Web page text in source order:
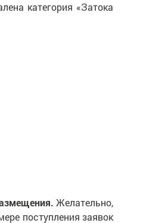
категория «Затока
Желательно,
поступления заявок